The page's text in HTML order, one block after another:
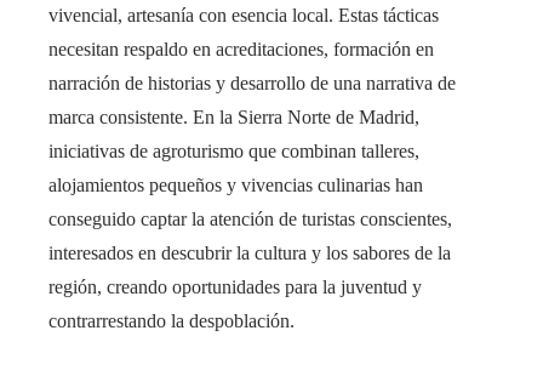
vivencial, artesanía con esencia local. Estas tácticas
necesitan respaldo en acreditaciones, formación en
narración de historias y desarrollo de una narrativa de
marca consistente. En la Sierra Norte de Madrid,
iniciativas de agroturismo que combinan talleres,
alojamientos pequeños y vivencias culinarias han
conseguido captar la atención de turistas conscientes,
interesados en descubrir la cultura y los sabores de la
región, creando oportunidades para la juventud y
contrarrestando la despoblación.